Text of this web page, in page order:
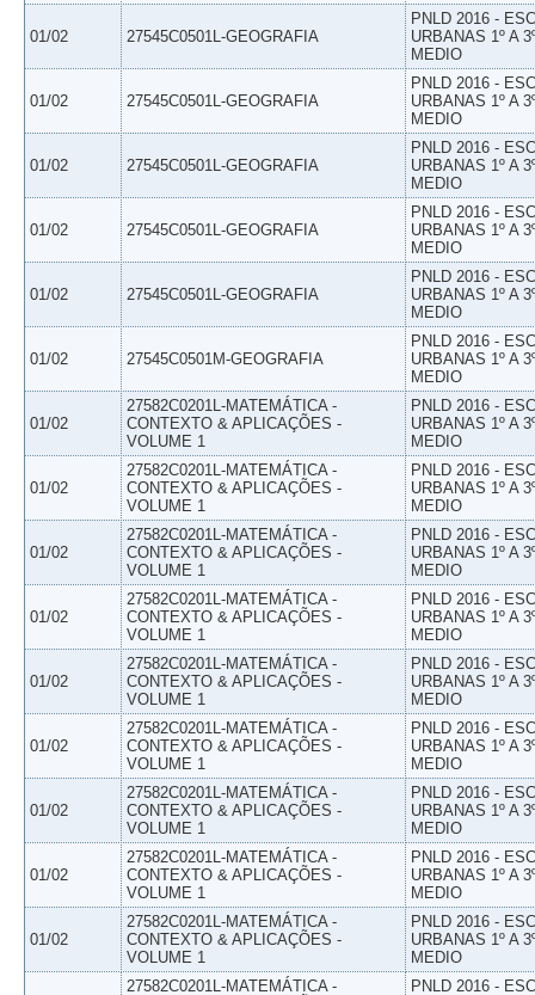
01/02 27545C0501L-GEOGRAFIA
PNLD 2016 -
URBANAS 1º A
MEDIO
01/02 27545C0501L-GEOGRAFIA
PNLD 2016 -
URBANAS 1º A
MEDIO
01/02 27545C0501L-GEOGRAFIA
PNLD 2016 -
URBANAS 1º A
MEDIO
01/02 27545C0501L-GEOGRAFIA
PNLD 2016 -
URBANAS 1º A
MEDIO
01/02 27545C0501L-GEOGRAFIA
PNLD 2016 -
URBANAS 1º A
MEDIO
01/02 27545C0501M-GEOGRAFIA
PNLD 2016 -
URBANAS 1º A
MEDIO
01/02
27582C0201L-MATEMÁTICA -
CONTEXTO & APLICAÇÕES -
VOLUME 1
PNLD 2016 -
URBANAS 1º A
MEDIO
01/02
27582C0201L-MATEMÁTICA -
CONTEXTO & APLICAÇÕES -
VOLUME 1
PNLD 2016 -
URBANAS 1º A
MEDIO
01/02
27582C0201L-MATEMÁTICA -
CONTEXTO & APLICAÇÕES -
VOLUME 1
PNLD 2016 -
URBANAS 1º A
MEDIO
01/02
27582C0201L-MATEMÁTICA -
CONTEXTO & APLICAÇÕES -
VOLUME 1
PNLD 2016 -
URBANAS 1º A
MEDIO
01/02
27582C0201L-MATEMÁTICA -
CONTEXTO & APLICAÇÕES -
VOLUME 1
PNLD 2016 -
URBANAS 1º A
MEDIO
01/02
27582C0201L-MATEMÁTICA -
CONTEXTO & APLICAÇÕES -
VOLUME 1
PNLD 2016 -
URBANAS 1º A
MEDIO
01/02
27582C0201L-MATEMÁTICA -
CONTEXTO & APLICAÇÕES -
VOLUME 1
PNLD 2016 -
URBANAS 1º A
MEDIO
01/02
27582C0201L-MATEMÁTICA -
CONTEXTO & APLICAÇÕES -
VOLUME 1
PNLD 2016 -
URBANAS 1º A
MEDIO
01/02
27582C0201L-MATEMÁTICA -
CONTEXTO & APLICAÇÕES -
VOLUME 1
PNLD 2016 -
URBANAS 1º A
MEDIO
27582C0201L-MATEMÁTICA -
PNLD 2016 -